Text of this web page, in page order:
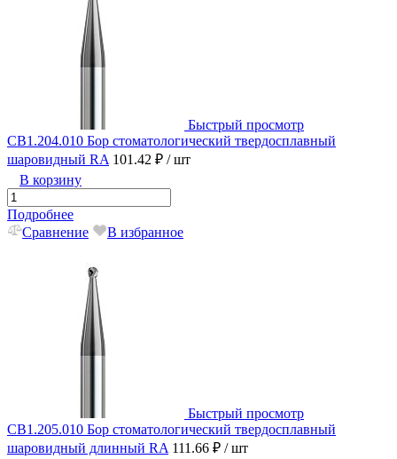
Быстрый просмотр
CB1.204.010 Бор стоматологический твердосплавный
шаровидный RA 101.42 ₽ / шт
В корзину
Подробнее
Сравнение
В избранное
Быстрый просмотр
CB1.205.010 Бор стоматологический твердосплавный
шаровидный длинный RA 111.66 ₽ / шт